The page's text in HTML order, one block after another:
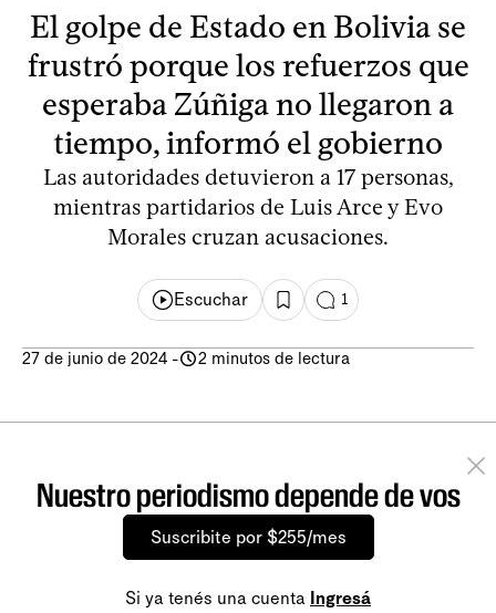
El golpe de Estado en Bolivia se
frustró porque los refuerzos que
esperaba Zúñiga no llegaron a
tiempo, informó el gobierno
Las autoridades detuvieron a 17 personas,
mientras partidarios de Luis Arce y Evo
Morales cruzan acusaciones.
Escuchar 1
27 de junio de 2024 - 2 minutos de lectura
Nuestro periodismo depende de vos
Suscribite por $255/mes
Si ya tenés una cuenta Ingresá